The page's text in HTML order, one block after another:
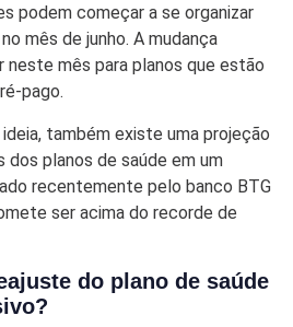
podem começar a se organizar
mês de junho. A mudança
mês para planos que estão
pago.
também existe uma projeção
dos planos de saúde em um
recentemente pelo banco BTG
ser acima do recorde de
do plano de saúde